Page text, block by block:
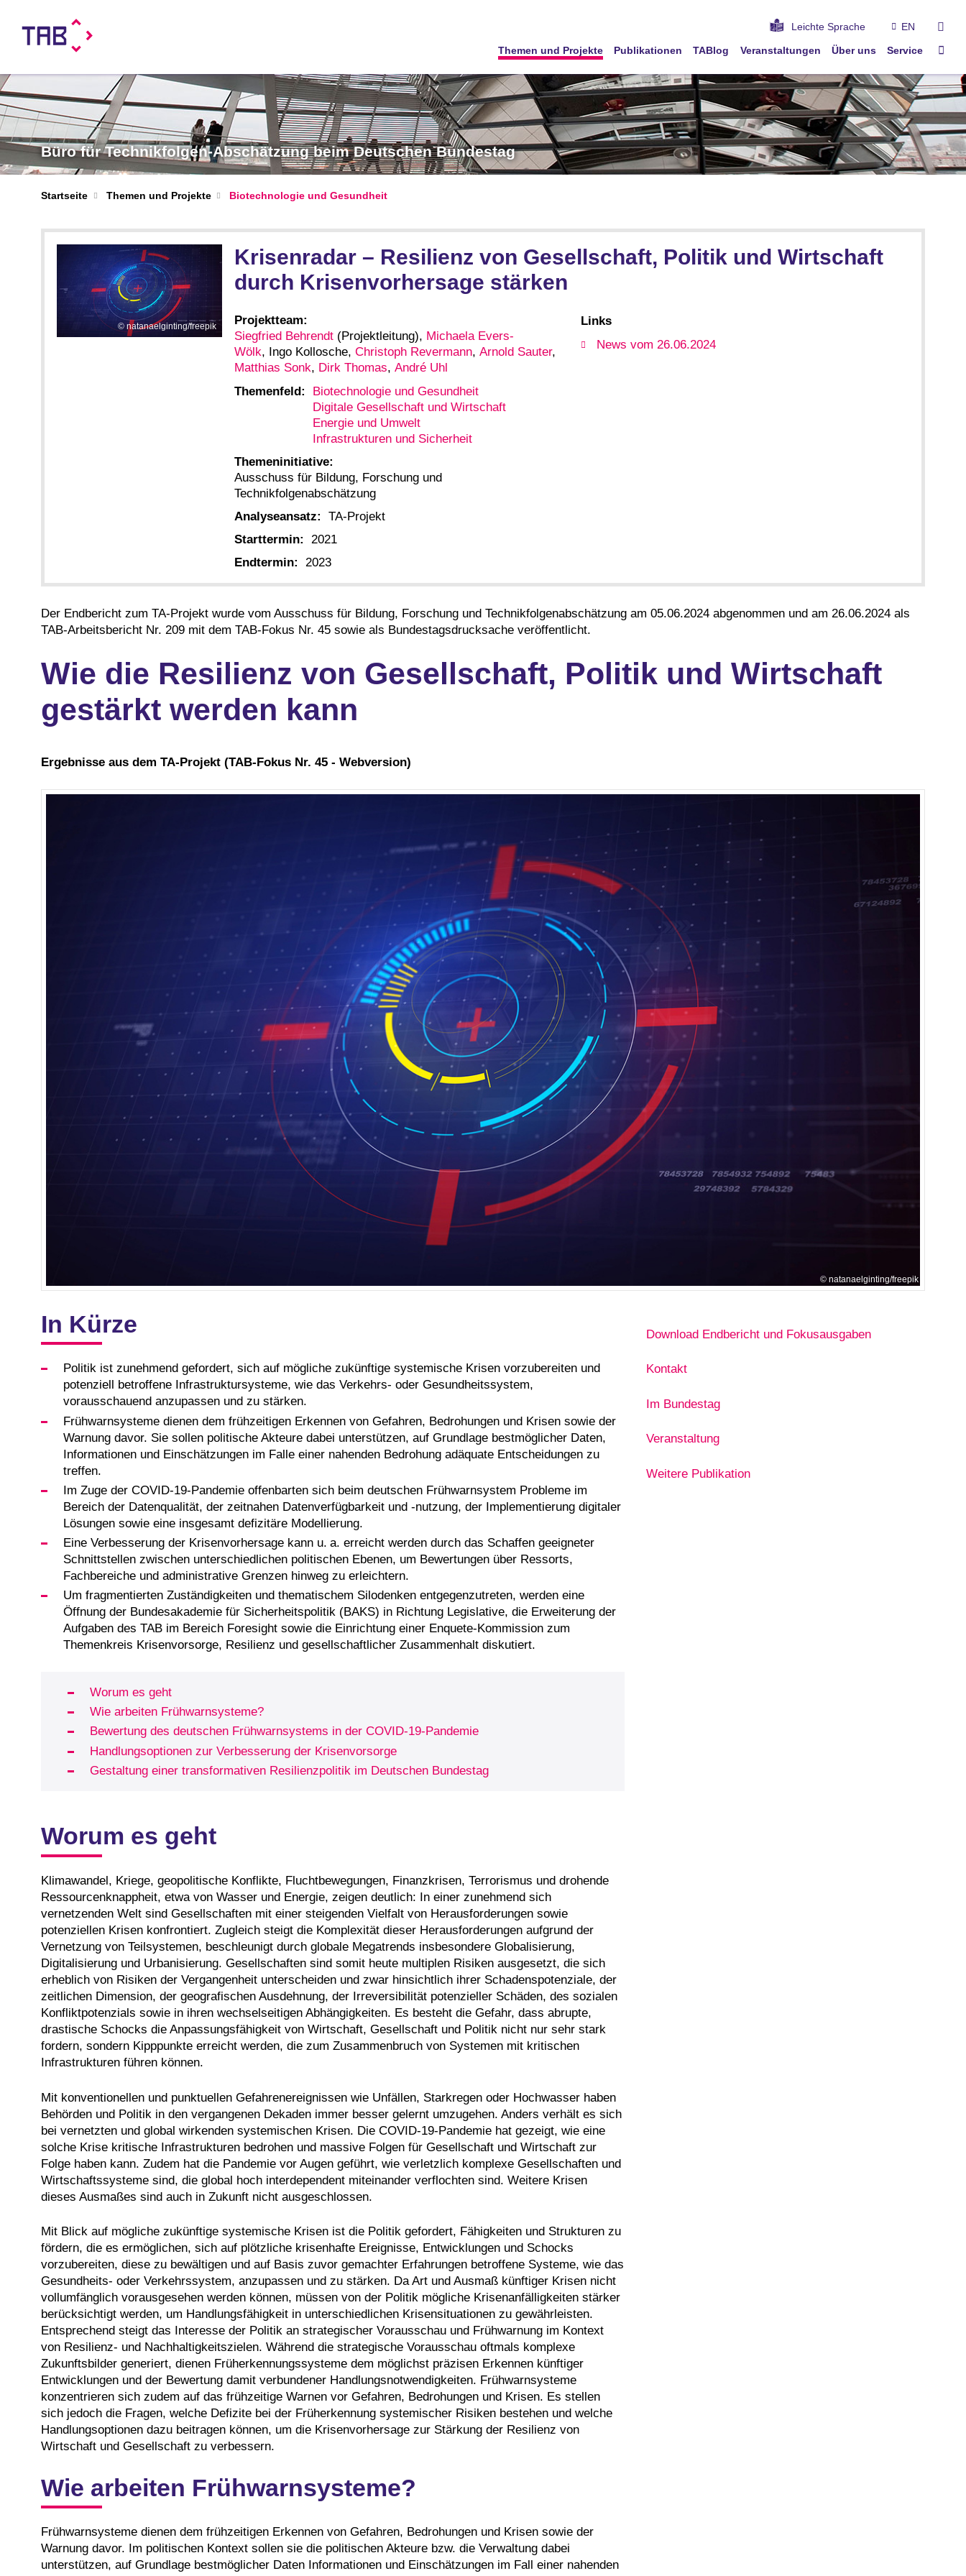
Leichte Sprache EN
Themen und Projekte Publikationen TABlog Veranstaltungen Über uns Service
Büro für Technikfolgen-Abschätzung beim Deutschen Bundestag
Startseite Themen und Projekte Biotechnologie und Gesundheit
natanaelginting/freepik
Krisenradar – Resilienz von Gesellschaft, Politik und Wirtschaft
durch Krisenvorhersage stärken
Projektteam:
Siegfried Behrendt (Projektleitung), Michaela Evers-
Wölk, Ingo Kollosche, Christoph Revermann, Arnold Sauter,
Matthias Sonk, Dirk Thomas, André Uhl
Themenfeld:
Biotechnologie und Gesundheit
Digitale Gesellschaft und Wirtschaft
Energie und Umwelt
Infrastrukturen und Sicherheit
Themeninitiative:
Ausschuss für Bildung, Forschung und
Technikfolgenabschätzung
Analyseansatz:
TA-Projekt
Starttermin:
2021
Endtermin:
2023
Links
News vom 26.06.2024
Der Endbericht zum TA-Projekt wurde vom Ausschuss für Bildung, Forschung und Technikfolgenabschätzung am 05.06.2024 abgenommen und am 26.06.2024 als
TAB-Arbeitsbericht Nr. 209 mit dem TAB-Fokus Nr. 45 sowie als Bundestagsdrucksache veröffentlicht.
Wie die Resilienz von Gesellschaft, Politik und Wirtschaft
gestärkt werden kann
Ergebnisse aus dem TA-Projekt (TAB-Fokus Nr. 45 - Webversion)
natanaelginting/freepik
In Kürze
Politik ist zunehmend gefordert, sich auf mögliche zukünftige systemische Krisen vorzubereiten und
potenziell betroffene Infrastruktursysteme, wie das Verkehrs- oder Gesundheitssystem,
vorausschauend anzupassen und zu stärken.
Frühwarnsysteme dienen dem frühzeitigen Erkennen von Gefahren, Bedrohungen und Krisen sowie der
Warnung davor. Sie sollen politische Akteure dabei unterstützen, auf Grundlage bestmöglicher Daten,
Informationen und Einschätzungen im Falle einer nahenden Bedrohung adäquate Entscheidungen zu
treffen.
Im Zuge der COVID-19-Pandemie offenbarten sich beim deutschen Frühwarnsystem Probleme im
Bereich der Datenqualität, der zeitnahen Datenverfügbarkeit und -nutzung, der Implementierung digitaler
Lösungen sowie eine insgesamt defizitäre Modellierung.
Eine Verbesserung der Krisenvorhersage kann u. a. erreicht werden durch das Schaffen geeigneter
Schnittstellen zwischen unterschiedlichen politischen Ebenen, um Bewertungen über Ressorts,
Fachbereiche und administrative Grenzen hinweg zu erleichtern.
Um fragmentierten Zuständigkeiten und thematischem Silodenken entgegenzutreten, werden eine
Öffnung der Bundesakademie für Sicherheitspolitik (BAKS) in Richtung Legislative, die Erweiterung der
Aufgaben des TAB im Bereich Foresight sowie die Einrichtung einer Enquete-Kommission zum
Themenkreis Krisenvorsorge, Resilienz und gesellschaftlicher Zusammenhalt diskutiert.
Download Endbericht und Fokusausgaben
Kontakt
Im Bundestag
Veranstaltung
Weitere Publikation
Worum es geht
Wie arbeiten Frühwarnsysteme?
Bewertung des deutschen Frühwarnsystems in der COVID-19-Pandemie
Handlungsoptionen zur Verbesserung der Krisenvorsorge
Gestaltung einer transformativen Resilienzpolitik im Deutschen Bundestag
Worum es geht
Klimawandel, Kriege, geopolitische Konflikte, Fluchtbewegungen, Finanzkrisen, Terrorismus und drohende
Ressourcenknappheit, etwa von Wasser und Energie, zeigen deutlich: In einer zunehmend sich
vernetzenden Welt sind Gesellschaften mit einer steigenden Vielfalt von Herausforderungen sowie
potenziellen Krisen konfrontiert. Zugleich steigt die Komplexität dieser Herausforderungen aufgrund der
Vernetzung von Teilsystemen, beschleunigt durch globale Megatrends insbesondere Globalisierung,
Digitalisierung und Urbanisierung. Gesellschaften sind somit heute multiplen Risiken ausgesetzt, die sich
erheblich von Risiken der Vergangenheit unterscheiden und zwar hinsichtlich ihrer Schadenspotenziale, der
zeitlichen Dimension, der geografischen Ausdehnung, der Irreversibilität potenzieller Schäden, des sozialen
Konfliktpotenzials sowie in ihren wechselseitigen Abhängigkeiten. Es besteht die Gefahr, dass abrupte,
drastische Schocks die Anpassungsfähigkeit von Wirtschaft, Gesellschaft und Politik nicht nur sehr stark
fordern, sondern Kipppunkte erreicht werden, die zum Zusammenbruch von Systemen mit kritischen
Infrastrukturen führen können.
Mit konventionellen und punktuellen Gefahrenereignissen wie Unfällen, Starkregen oder Hochwasser haben
Behörden und Politik in den vergangenen Dekaden immer besser gelernt umzugehen. Anders verhält es sich
bei vernetzten und global wirkenden systemischen Krisen. Die COVID-19-Pandemie hat gezeigt, wie eine
solche Krise kritische Infrastrukturen bedrohen und massive Folgen für Gesellschaft und Wirtschaft zur
Folge haben kann. Zudem hat die Pandemie vor Augen geführt, wie verletzlich komplexe Gesellschaften und
Wirtschaftssysteme sind, die global hoch interdependent miteinander verflochten sind. Weitere Krisen
dieses Ausmaßes sind auch in Zukunft nicht ausgeschlossen.
Mit Blick auf mögliche zukünftige systemische Krisen ist die Politik gefordert, Fähigkeiten und Strukturen zu
fördern, die es ermöglichen, sich auf plötzliche krisenhafte Ereignisse, Entwicklungen und Schocks
vorzubereiten, diese zu bewältigen und auf Basis zuvor gemachter Erfahrungen betroffene Systeme, wie das
Gesundheits- oder Verkehrssystem, anzupassen und zu stärken. Da Art und Ausmaß künftiger Krisen nicht
vollumfänglich vorausgesehen werden können, müssen von der Politik mögliche Krisenanfälligkeiten stärker
berücksichtigt werden, um Handlungsfähigkeit in unterschiedlichen Krisensituationen zu gewährleisten.
Entsprechend steigt das Interesse der Politik an strategischer Vorausschau und Frühwarnung im Kontext
von Resilienz- und Nachhaltigkeitszielen. Während die strategische Vorausschau oftmals komplexe
Zukunftsbilder generiert, dienen Früherkennungssysteme dem möglichst präzisen Erkennen künftiger
Entwicklungen und der Bewertung damit verbundener Handlungsnotwendigkeiten. Frühwarnsysteme
konzentrieren sich zudem auf das frühzeitige Warnen vor Gefahren, Bedrohungen und Krisen. Es stellen
sich jedoch die Fragen, welche Defizite bei der Früherkennung systemischer Risiken bestehen und welche
Handlungsoptionen dazu beitragen können, um die Krisenvorhersage zur Stärkung der Resilienz von
Wirtschaft und Gesellschaft zu verbessern.
Wie arbeiten Frühwarnsysteme?
Frühwarnsysteme dienen dem frühzeitigen Erkennen von Gefahren, Bedrohungen und Krisen sowie der
Warnung davor. Im politischen Kontext sollen sie die politischen Akteure bzw. die Verwaltung dabei
unterstützen, auf Grundlage bestmöglicher Daten Informationen und Einschätzungen im Fall einer nahenden